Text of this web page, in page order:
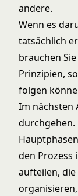
andere.
Wenn es
tatsächlich
brauchen
Prinzipien,
folgen
Im nächsten
durchgehen.
den Prozess
aufteilen,